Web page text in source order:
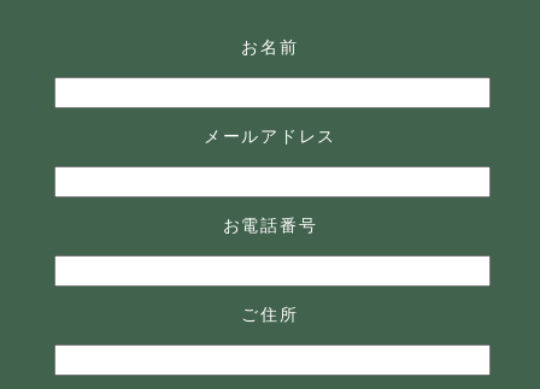
お名前
メールアドレス
お電話番号
ご住所